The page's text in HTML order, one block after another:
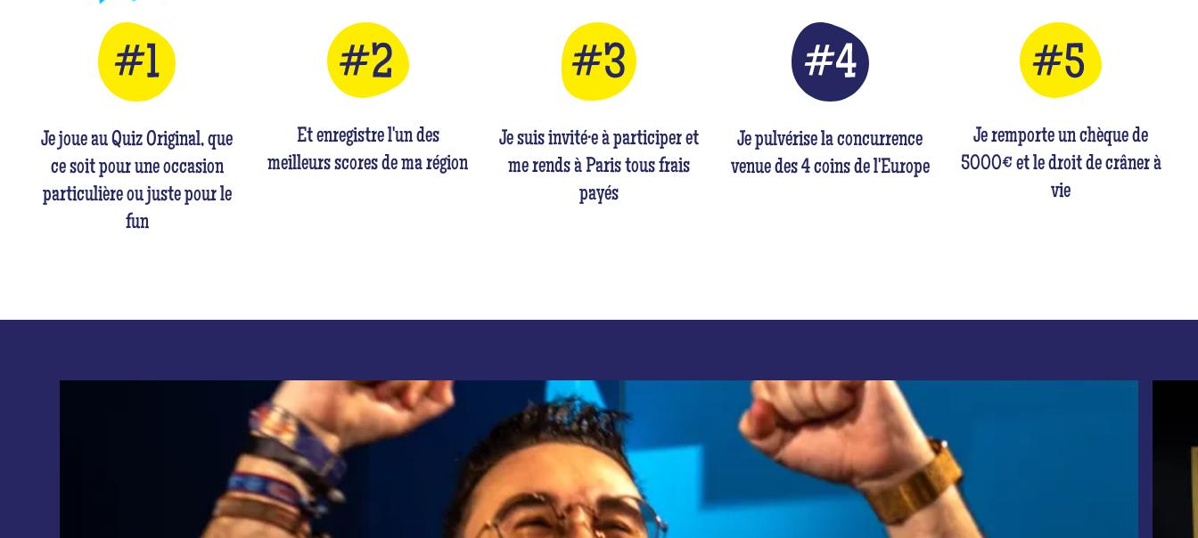
Je joue au Quiz Original, que
ce soit pour une occasion
particulière ou juste pour le
fun
Et enregistre l'un des
meilleurs scores de ma région
Je suis invité·e à participer et
me rends à Paris tous frais
payés
Je pulvérise la concurrence
venue des 4 coins de l'Europe
Je remporte un chèque de
5000€ et le droit de crâner à
vie